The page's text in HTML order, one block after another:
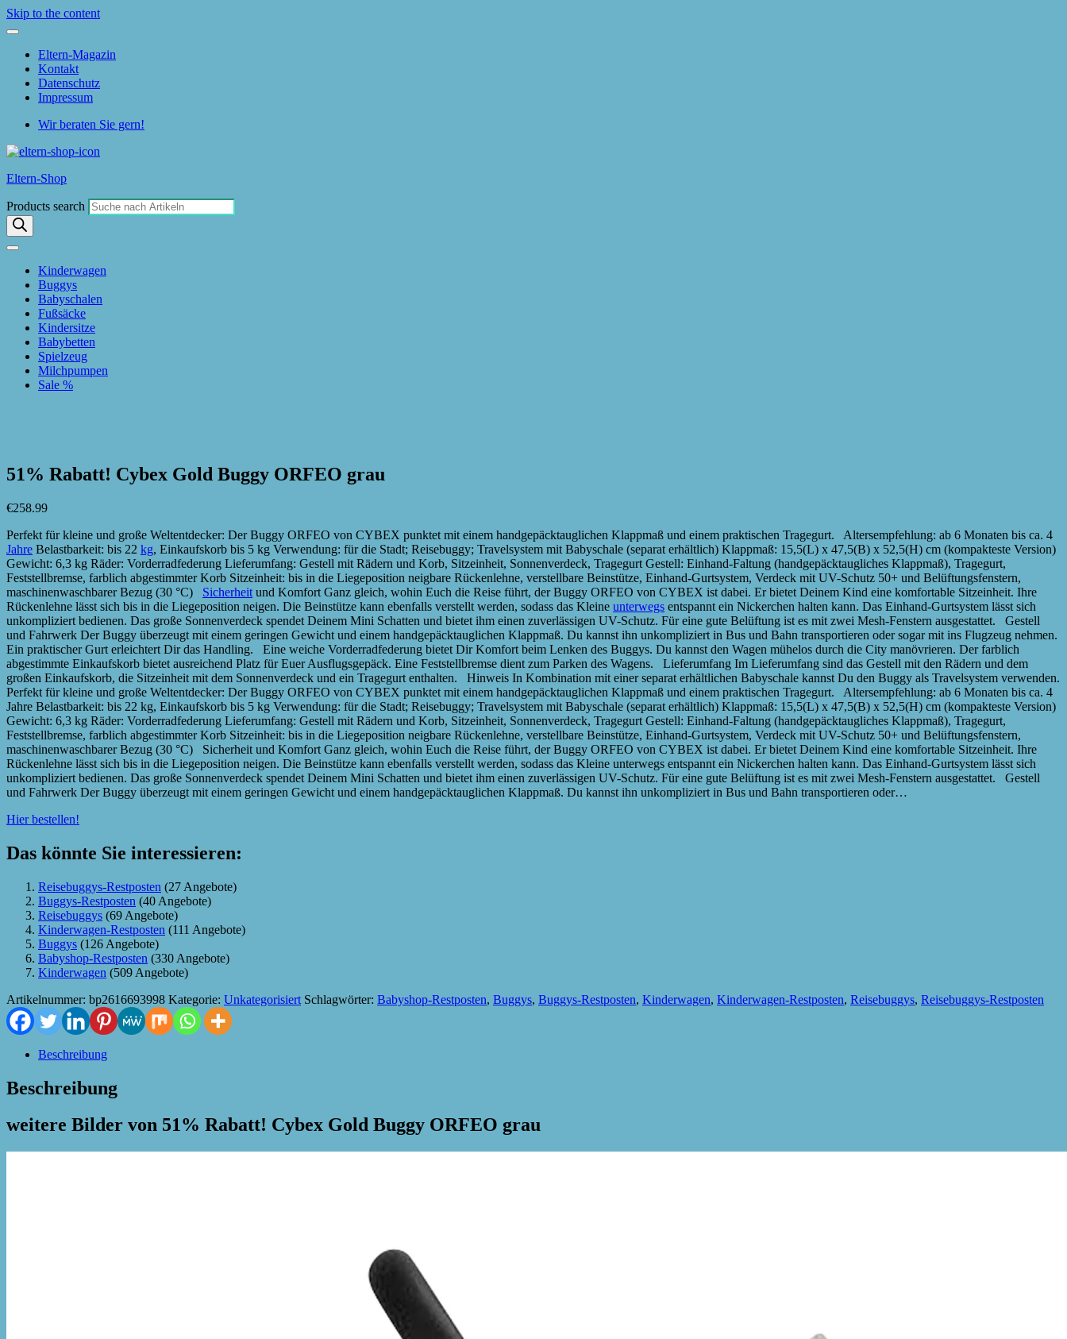
Skip to the content
Eltern-Magazin
Kontakt
Datenschutz
Impressum
Wir beraten Sie gern!
Eltern-Shop
Products search
Kinderwagen
Buggys
Babyschalen
Fußsäcke
Kindersitze
Babybetten
Spielzeug
Milchpumpen
Sale %
51% Rabatt! Cybex Gold Buggy ORFEO grau
€258.99
Perfekt für kleine und große Weltentdecker: Der Buggy ORFEO von CYBEX punktet mit einem handgepäcktauglichen Klappmaß und einem praktischen Tragegurt. Altersempfehlung: ab 6 Monaten bis ca. 4
Jahre Belastbarkeit: bis 22 kg, Einkaufskorb bis 5 kg Verwendung: für die Stadt; Reisebuggy; Travelsystem mit Babyschale (separat erhältlich) Klappmaß: 15,5(L) x 47,5(B) x 52,5(H) cm (kompakteste Version)
Gewicht: 6,3 kg Räder: Vorderradfederung Lieferumfang: Gestell mit Rädern und Korb, Sitzeinheit, Sonnenverdeck, Tragegurt Gestell: Einhand-Faltung (handgepäcktaugliches Klappmaß), Tragegurt,
Feststellbremse, farblich abgestimmter Korb Sitzeinheit: bis in die Liegeposition neigbare Rückenlehne, verstellbare Beinstütze, Einhand-Gurtsystem, Verdeck mit UV-Schutz 50+ und Belüftungsfenstern,
maschinenwaschbarer Bezug (30 °C) Sicherheit und Komfort Ganz gleich, wohin Euch die Reise führt, der Buggy ORFEO von CYBEX ist dabei. Er bietet Deinem Kind eine komfortable Sitzeinheit. Ihre
Rückenlehne lässt sich bis in die Liegeposition neigen. Die Beinstütze kann ebenfalls verstellt werden, sodass das Kleine unterwegs entspannt ein Nickerchen halten kann. Das Einhand-Gurtsystem lässt sich
unkompliziert bedienen. Das große Sonnenverdeck spendet Deinem Mini Schatten und bietet ihm einen zuverlässigen UV-Schutz. Für eine gute Belüftung ist es mit zwei Mesh-Fenstern ausgestattet. Gestell
und Fahrwerk Der Buggy überzeugt mit einem geringen Gewicht und einem handgepäcktauglichen Klappmaß. Du kannst ihn unkompliziert in Bus und Bahn transportieren oder sogar mit ins Flugzeug nehmen.
Ein praktischer Gurt erleichtert Dir das Handling. Eine weiche Vorderradfederung bietet Dir Komfort beim Lenken des Buggys. Du kannst den Wagen mühelos durch die City manövrieren. Der farblich
abgestimmte Einkaufskorb bietet ausreichend Platz für Euer Ausflugsgepäck. Eine Feststellbremse dient zum Parken des Wagens. Lieferumfang Im Lieferumfang sind das Gestell mit den Rädern und dem
großen Einkaufskorb, die Sitzeinheit mit dem Sonnenverdeck und ein Tragegurt enthalten. Hinweis In Kombination mit einer separat erhältlichen Babyschale kannst Du den Buggy als Travelsystem verwenden.
Perfekt für kleine und große Weltentdecker: Der Buggy ORFEO von CYBEX punktet mit einem handgepäcktauglichen Klappmaß und einem praktischen Tragegurt. Altersempfehlung: ab 6 Monaten bis ca. 4
Jahre Belastbarkeit: bis 22 kg, Einkaufskorb bis 5 kg Verwendung: für die Stadt; Reisebuggy; Travelsystem mit Babyschale (separat erhältlich) Klappmaß: 15,5(L) x 47,5(B) x 52,5(H) cm (kompakteste Version)
Gewicht: 6,3 kg Räder: Vorderradfederung Lieferumfang: Gestell mit Rädern und Korb, Sitzeinheit, Sonnenverdeck, Tragegurt Gestell: Einhand-Faltung (handgepäcktaugliches Klappmaß), Tragegurt,
Feststellbremse, farblich abgestimmter Korb Sitzeinheit: bis in die Liegeposition neigbare Rückenlehne, verstellbare Beinstütze, Einhand-Gurtsystem, Verdeck mit UV-Schutz 50+ und Belüftungsfenstern,
maschinenwaschbarer Bezug (30 °C) Sicherheit und Komfort Ganz gleich, wohin Euch die Reise führt, der Buggy ORFEO von CYBEX ist dabei. Er bietet Deinem Kind eine komfortable Sitzeinheit. Ihre
Rückenlehne lässt sich bis in die Liegeposition neigen. Die Beinstütze kann ebenfalls verstellt werden, sodass das Kleine unterwegs entspannt ein Nickerchen halten kann. Das Einhand-Gurtsystem lässt sich
unkompliziert bedienen. Das große Sonnenverdeck spendet Deinem Mini Schatten und bietet ihm einen zuverlässigen UV-Schutz. Für eine gute Belüftung ist es mit zwei Mesh-Fenstern ausgestattet. Gestell
und Fahrwerk Der Buggy überzeugt mit einem geringen Gewicht und einem handgepäcktauglichen Klappmaß. Du kannst ihn unkompliziert in Bus und Bahn transportieren oder…
Hier bestellen!
Das könnte Sie interessieren:
Reisebuggys-Restposten (27 Angebote)
Buggys-Restposten (40 Angebote)
Reisebuggys (69 Angebote)
Kinderwagen-Restposten (111 Angebote)
Buggys (126 Angebote)
Babyshop-Restposten (330 Angebote)
Kinderwagen (509 Angebote)
Artikelnummer: bp2616693998 Kategorie: Unkategorisiert Schlagwörter: Babyshop-Restposten, Buggys, Buggys-Restposten, Kinderwagen, Kinderwagen-Restposten, Reisebuggys, Reisebuggys-Restposten
Beschreibung
Beschreibung
weitere Bilder von 51% Rabatt! Cybex Gold Buggy ORFEO grau